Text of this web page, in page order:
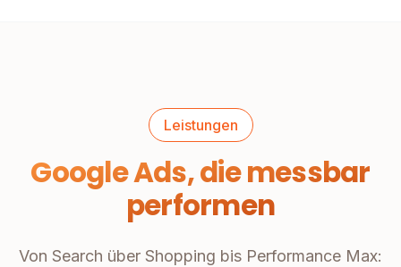
Leistungen
Google Ads, die messbar
performen
Von Search über Shopping bis Performance Max: